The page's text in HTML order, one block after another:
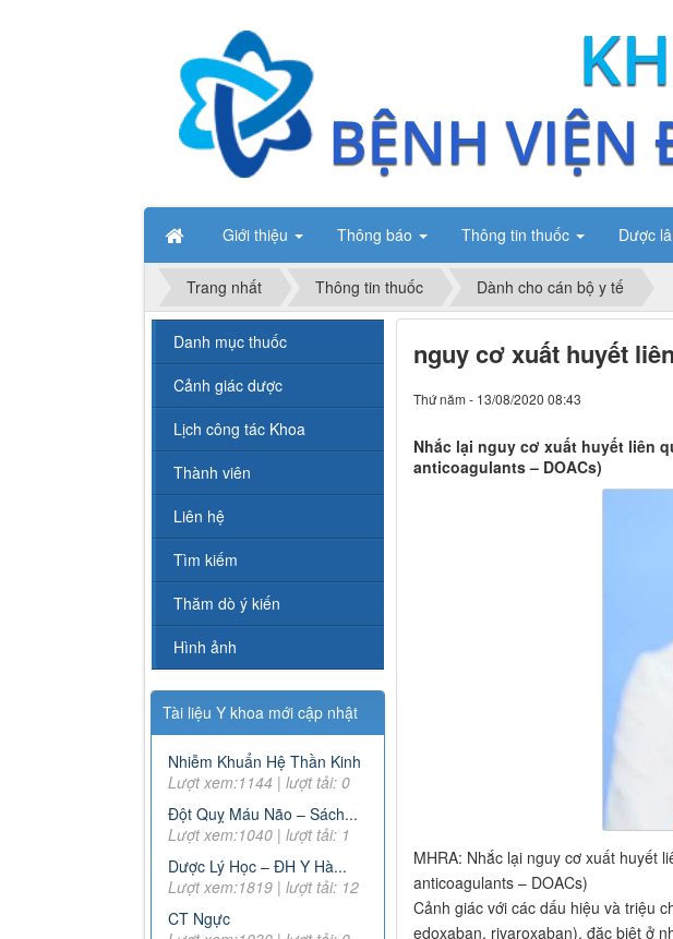
Giới thiệu Thông báo Thông tin thuốc Dược
Trang nhất Thông tin thuốc Dành cho cán bộ y tế
nguy cơ xuất huyết
Thứ năm - 13/08/2020 08:43
Nhắc lại nguy cơ xuất huyết liên
anticoagulants – DOACs)
MHRA: Nhắc lại nguy cơ xuất huyết
anticoagulants – DOACs)
Cảnh giác với các dấu hiệu và triệu
edoxaban, rivaroxaban), đặc biệt ở
Danh mục thuốc
Cảnh giác dược
Lịch công tác Khoa
Thành viên
Liên hệ
Tìm kiếm
Thăm dò ý kiến
Hình ảnh
Tài liệu Y khoa mới cập nhật
Nhiễm Khuẩn Hệ Thần Kinh
Lượt xem:1144 | lượt tải: 0
Đột Quỵ Máu Não – Sách...
Lượt xem:1040 | lượt tải: 1
Dược Lý Học – ĐH Y Hà...
Lượt xem:1819 | lượt tải: 12
CT Ngực